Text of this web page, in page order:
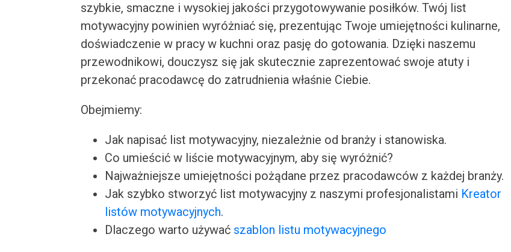
szybkie, smaczne i wysokiej jakości przygotowywanie posiłków. Twój list
motywacyjny powinien wyróżniać się, prezentując Twoje umiejętności kulinarne,
doświadczenie w pracy w kuchni oraz pasję do gotowania. Dzięki naszemu
przewodnikowi, douczysz się jak skutecznie zaprezentować swoje atuty i
przekonać pracodawcę do zatrudnienia właśnie Ciebie.
Obejmiemy:
Jak napisać list motywacyjny, niezależnie od branży i stanowiska.
Co umieścić w liście motywacyjnym, aby się wyróżnić?
Najważniejsze umiejętności pożądane przez pracodawców z każdej branży.
Jak szybko stworzyć list motywacyjny z naszymi profesjonalistami Kreator
listów motywacyjnych.
Dlaczego warto używać szablon listu motywacyjnego